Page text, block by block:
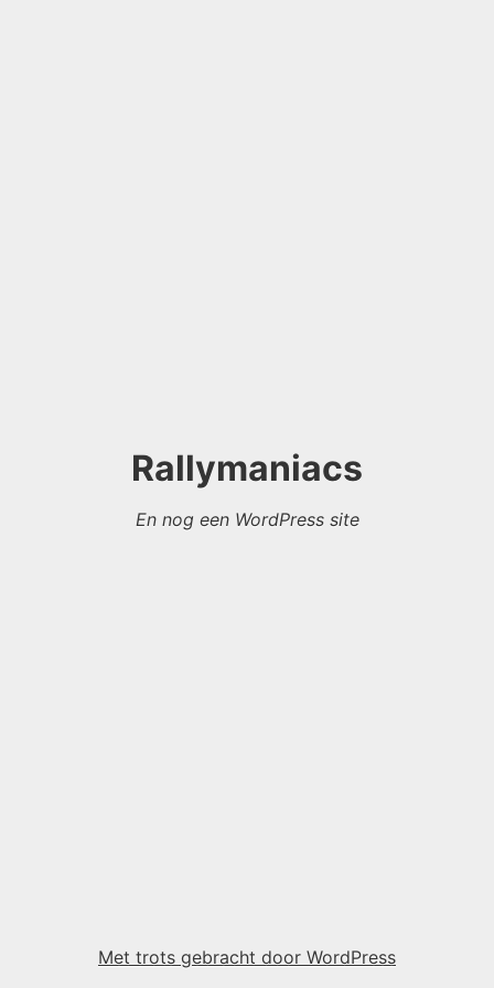
Rallymaniacs
En nog een WordPress site
Met trots gebracht door WordPress